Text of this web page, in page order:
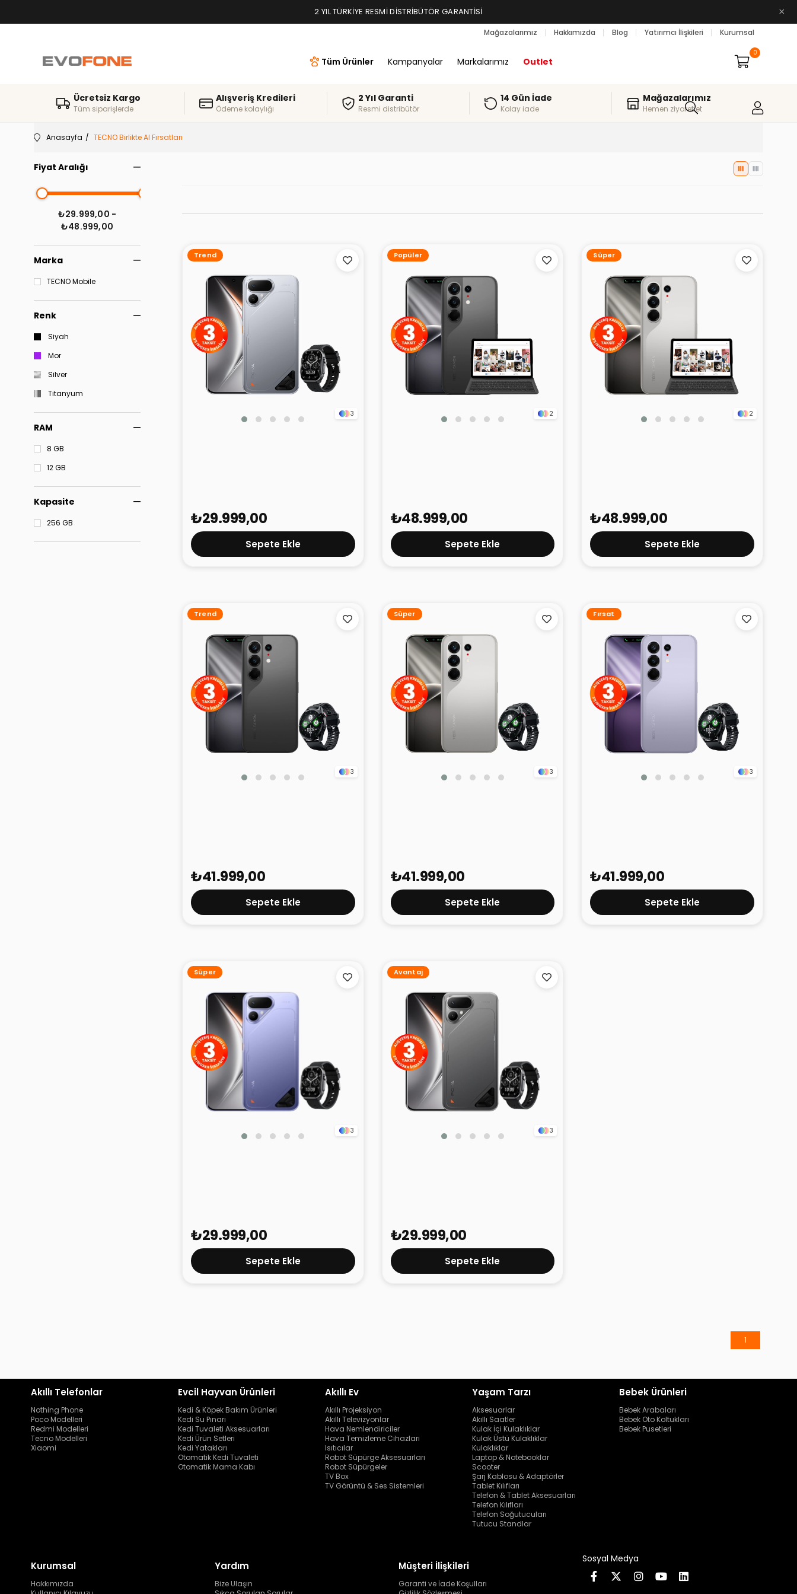
2 YIL TÜRKIYE RESMI DISTRIBÜTÖR GARANTISI ×
Mağazalarımız Hakkımızda Blog Yatırımcı İlişkileri Kurumsal
Tüm Ürünler Kampanyalar Markalarımız Outlet
0
Ücretsiz Kargo
Tüm siparişlerde
Alışveriş Kredileri
Ödeme kolaylığı
2 Yıl Garanti
Resmi distribütör
14 Gün İade
Kolay iade
Mağazalarımız
Hemen ziyaret et
Anasayfa TECNO Birlikte Al Fırsatları
Fiyat Aralığı
₺29.999,00 -
₺48.999,00
Marka
TECNO Mobile
Renk
Siyah
Mor
Silver
Titanyum
RAM
8 GB
12 GB
Kapasite
256 GB
3
₺29.999,00
Sepete Ekle
Trend
2
₺48.999,00
Sepete Ekle
Popüler
2
₺48.999,00
Sepete Ekle
Süper
3
₺41.999,00
Sepete Ekle
Trend
3
₺41.999,00
Sepete Ekle
Süper
3
₺41.999,00
Sepete Ekle
Fırsat
3
₺29.999,00
Sepete Ekle
Süper
3
₺29.999,00
Sepete Ekle
Avantaj
1
Akıllı Telefonlar
Nothing Phone
Poco Modelleri
Redmi Modelleri
Tecno Modelleri
Xiaomi
Evcil Hayvan Ürünleri
Kedi & Köpek Bakım Ürünleri
Kedi Su Pınarı
Kedi Tuvaleti Aksesuarları
Kedi Ürün Setleri
Kedi Yatakları
Otomatik Kedi Tuvaleti
Otomatik Mama Kabı
Akıllı Ev
Akıllı Projeksiyon
Akıllı Televizyonlar
Hava Nemlendiriciler
Hava Temizleme Cihazları
Isıtıcılar
Robot Süpürge Aksesuarları
Robot Süpürgeler
TV Box
TV Görüntü & Ses Sistemleri
Yaşam Tarzı
Aksesuarlar
Akıllı Saatler
Kulak İçi Kulaklıklar
Kulak Üstü Kulaklıklar
Kulaklıklar
Laptop & Notebooklar
Scooter
Şarj Kablosu & Adaptörler
Tablet Kılıfları
Telefon & Tablet Aksesuarları
Telefon Kılıfları
Telefon Soğutucuları
Tutucu Standlar
Bebek Ürünleri
Bebek Arabaları
Bebek Oto Koltukları
Bebek Pusetleri
Kurumsal
Hakkımızda
Yardım
Bize Ulaşın
Müşteri İlişkileri
Garanti ve İade Koşulları
Sosyal Medya